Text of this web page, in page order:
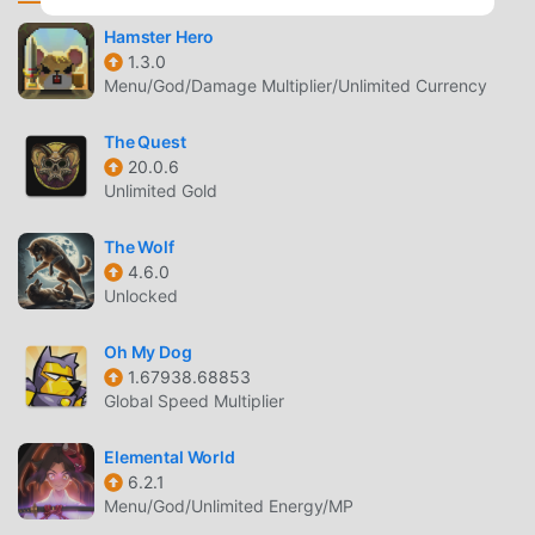
ترغب في تنزيل هذه اللعبة ، كأكبر موقع لتنزيل الألعاب المجانية
APK في العالم - moddroid هو خيارك الأفضل. لا يوفر لك
moddroid أحدث إصدار من ACE 1.4.510 مجانًا ، ولكنه يوفر أيضًا
الميكانيكية المتكررة في اللعبة ، حتى تتمكن من التركيز على
الاستمتاع بالبهجة التي تجلبها اللعبة نفسها. يعد moddroid بأن أي
ACE mod لن يفرض على اللاعبين أي رسوم ، وهو آمن 100٪ ومتاح
وتثبيت ACE 1.4.510 بنقرة واحدة. ماذا تنتظر ، قم بتنزيل moddroid
ACE باعتبارها لعبة شائعة rpg ، ساعدته طريقة اللعب الفريدة في
كسب عدد كبير من المعجبين حول العالم. على عكس الألعاب
التقليدية rpg ، في ACE ، ما عليك سوى متابعة البرنامج التعليمي
للمبتدئين ، بحيث يمكنك بسهولة بدء اللعبة بأكملها والاستمتاع
بالبهجة التي توفرها فئة الألعاب الكلاسيكية rpg الألعاب ACE
1.4.510. في الوقت نفسه ، قامت moddroid ببناء منصة خاصة
Hamster Hero
1.3.0
Menu/God/Damage Multiplier/Unlimited Currency
The Quest
20.0.6
Unlimited Gold
The Wolf
4.6.0
Unlocked
Oh My Dog
1.67938.68853
Global Speed Multiplier
Elemental World
6.2.1
Menu/God/Unlimited Energy/MP